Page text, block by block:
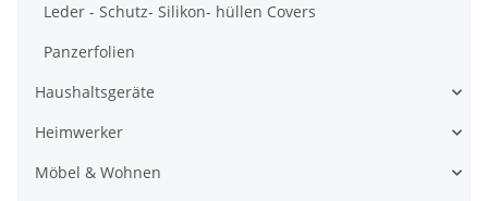
Leder - Schutz- Silikon- hüllen Covers
Panzerfolien
Haushaltsgeräte
Heimwerker
Möbel & Wohnen